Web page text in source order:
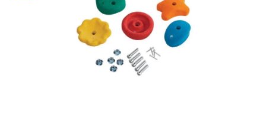
Dětská hřiště